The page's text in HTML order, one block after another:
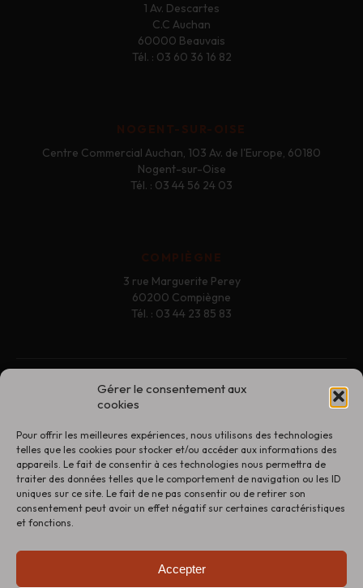
Gérer le consentement aux
cookies
Pour offrir les meilleures expériences, nous utilisons des technologies
telles que les cookies pour stocker et/ou accéder aux informations des
appareils. Le fait de consentir à ces technologies nous permettra de
traiter des données telles que le comportement de navigation ou les ID
uniques sur ce site. Le fait de ne pas consentir ou de retirer son
consentement peut avoir un effet négatif sur certaines caractéristiques
et fonctions.
Accepter
1 Av. Descartes
C.C Auchan
60000 Beauvais
Tél. : 03 60 36 16 82
NOGENT-SUR-OISE
Centre Commercial Auchan, 103 Av. de l'Europe, 60180
Nogent-sur-Oise
Tél. : 03 44 56 24 03
COMPIÈGNE
3 rue Marguerite Perey
60200 Compiègne
Tél. : 03 44 23 85 83
Contact
Politique de confidentialité
Conditions générales de vente
Politique de retour
Conseils